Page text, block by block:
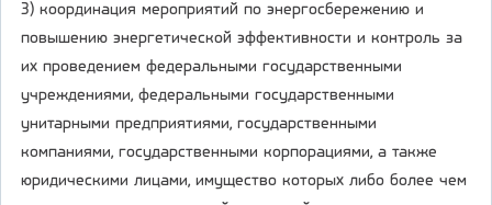
3) координация мероприятий по энергосбережению и
повышению энергетической эффективности и контроль за
их проведением федеральными государственными
учреждениями, федеральными государственными
унитарными предприятиями, государственными
компаниями, государственными корпорациями, а также
юридическими лицами, имущество которых либо более чем